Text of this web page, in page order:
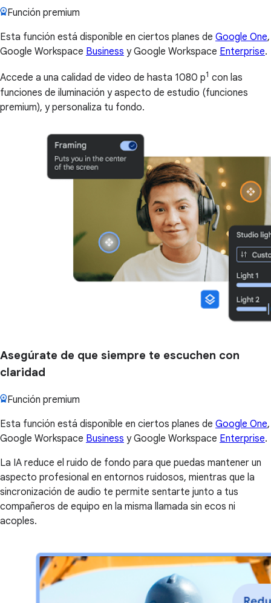
Función premium
Esta función está disponible en ciertos planes de Google One,
Google Workspace Business y Google Workspace Enterprise.
Accede a una calidad de video de hasta 1080 p1 con las
funciones de iluminación y aspecto de estudio (funciones
premium), y personaliza tu fondo.
Asegúrate de que siempre te escuchen con
claridad
Función premium
Esta función está disponible en ciertos planes de Google One,
Google Workspace Business y Google Workspace Enterprise.
La IA reduce el ruido de fondo para que puedas mantener un
aspecto profesional en entornos ruidosos, mientras que la
sincronización de audio te permite sentarte junto a tus
compañeros de equipo en la misma llamada sin ecos ni
acoples.